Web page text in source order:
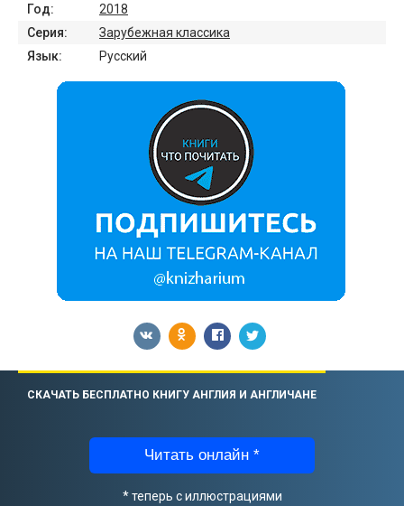
Год:
2018
Серия:
Зарубежная классика
Язык:
Русский
СКАЧАТЬ БЕСПЛАТНО КНИГУ АНГЛИЯ И АНГЛИЧАНЕ
Читать онлайн *
* теперь с иллюстрациями